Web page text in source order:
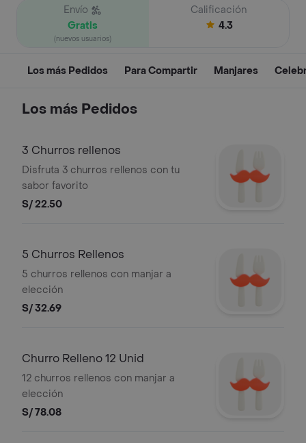
Envío
Gratis
(nuevos usuarios)
Calificación
4.3
Los más Pedidos Para Compartir Manjares
Los más Pedidos
3 Churros rellenos
Disfruta 3 churros rellenos con tu
sabor favorito
S/ 22.50
5 Churros Rellenos
5 churros rellenos con manjar a
elección
S/ 32.69
Churro Relleno 12 Unid
12 churros rellenos con manjar a
elección
S/ 78.08